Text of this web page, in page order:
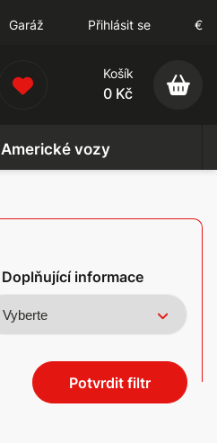
Garáž Přihlásit se €
Košík
0 Kč
Americké vozy
Doplňující informace
Potvrdit filtr